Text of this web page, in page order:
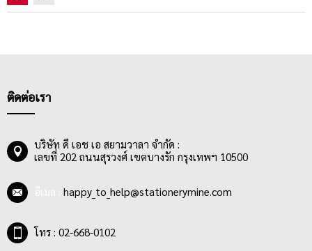
ติดต่อเรา
บริษัท ดี เอช เอ สยามวาลา จำกัด :
เลขที่ 202 ถนนสุรวงศ์ เขตบางรัก กรุงเทพฯ 10500
happy_to_help@stationerymine.com
โทร : 02-668-0102